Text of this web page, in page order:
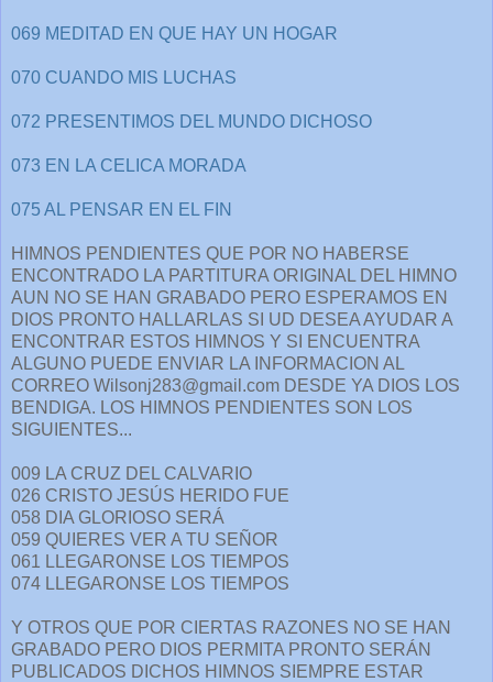
069 MEDITAD EN QUE HAY UN HOGAR
070 CUANDO MIS LUCHAS
072 PRESENTIMOS DEL MUNDO DICHOSO
073 EN LA CELICA MORADA
075 AL PENSAR EN EL FIN
HIMNOS PENDIENTES QUE POR NO HABERSE
ENCONTRADO LA PARTITURA ORIGINAL DEL HIMNO
AUN NO SE HAN GRABADO PERO ESPERAMOS EN
DIOS PRONTO HALLARLAS SI UD DESEA AYUDAR A
ENCONTRAR ESTOS HIMNOS Y SI ENCUENTRA
ALGUNO PUEDE ENVIAR LA INFORMACION AL
CORREO Wilsonj283@gmail.com DESDE YA DIOS LOS
BENDIGA. LOS HIMNOS PENDIENTES SON LOS
SIGUIENTES...
009 LA CRUZ DEL CALVARIO
026 CRISTO JESÚS HERIDO FUE
058 DIA GLORIOSO SERÁ
059 QUIERES VER A TU SEÑOR
061 LLEGARONSE LOS TIEMPOS
074 LLEGARONSE LOS TIEMPOS
Y OTROS QUE POR CIERTAS RAZONES NO SE HAN
GRABADO PERO DIOS PERMITA PRONTO SERÁN
PUBLICADOS DICHOS HIMNOS SIEMPRE ESTAR